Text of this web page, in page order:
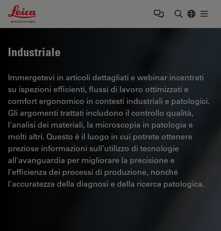
Leica Microsystems Logo
Industriale
Immergetevi in articoli dettagliati e webinar incentrati
su ispezioni efficienti, flussi di lavoro ottimizzati e
comfort ergonomico in contesti industriali e patologici.
Gli argomenti trattati includono il controllo qualità,
l'analisi dei materiali, la microscopia in patologia e
molti altri. Questo è il luogo in cui potrete ottenere
preziose informazioni sull'utilizzo di tecnologie
all'avanguardia per migliorare la precisione e
l'efficienza dei processi di produzione, nonché
l'accuratezza della diagnosi e della ricerca patologica.